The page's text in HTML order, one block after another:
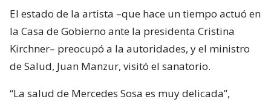
El estado de la artista –que hace un tiempo actuó en
la Casa de Gobierno ante la presidenta Cristina
Kirchner– preocupó a la autoridades, y el ministro
de Salud, Juan Manzur, visitó el sanatorio.
“La salud de Mercedes Sosa es muy delicada”,